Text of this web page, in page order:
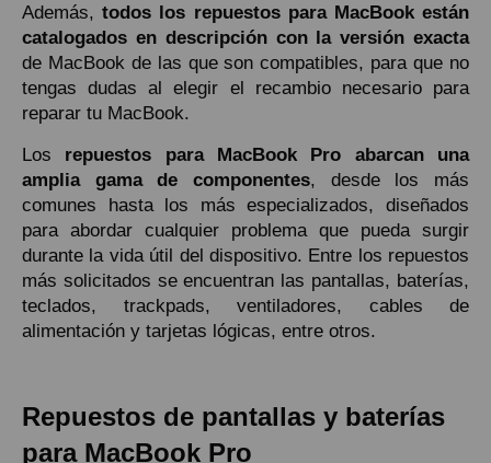
Además, todos los repuestos para MacBook están
catalogados en descripción con la versión exacta
de MacBook de las que son compatibles, para que no
tengas dudas al elegir el recambio necesario para
reparar tu MacBook.
Los repuestos para MacBook Pro abarcan una
amplia gama de componentes, desde los más
comunes hasta los más especializados, diseñados
para abordar cualquier problema que pueda surgir
durante la vida útil del dispositivo. Entre los repuestos
más solicitados se encuentran las pantallas, baterías,
teclados, trackpads, ventiladores, cables de
alimentación y tarjetas lógicas, entre otros.
Repuestos de pantallas y baterías
para MacBook Pro